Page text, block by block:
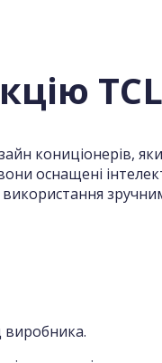
кониціонерів,
оснащені
виробника.